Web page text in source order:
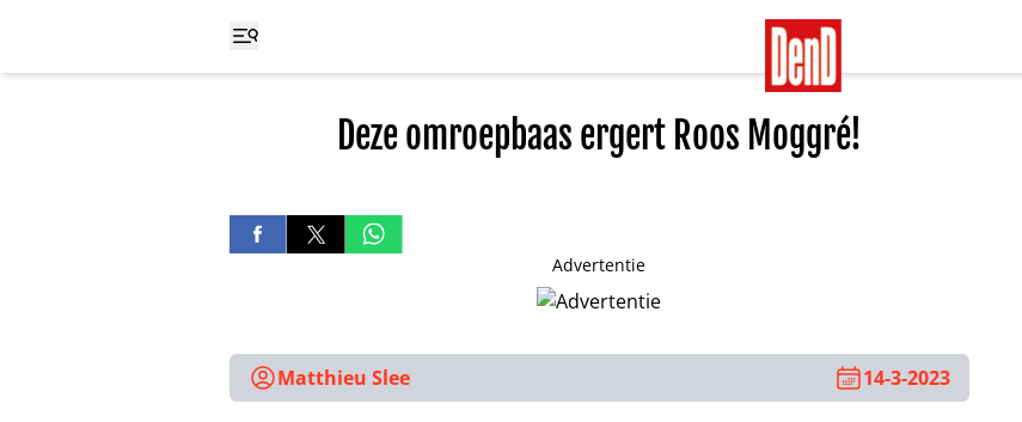
Deze omroepbaas ergert Roos Moggré!
Advertentie
Matthieu Slee 14-3-2023